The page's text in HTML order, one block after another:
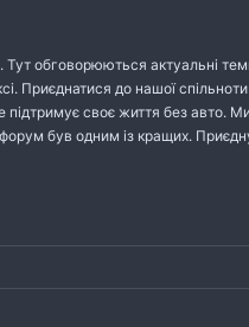
Тут обговорюються актуальні
Приєднатися до нашої
підтримує своє життя без авто.
був одним із кращих.